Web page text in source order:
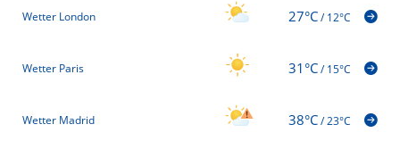
Wetter London 27°C/12°C
Wetter Paris 31°C/15°C
Wetter Madrid 38°C/23°C